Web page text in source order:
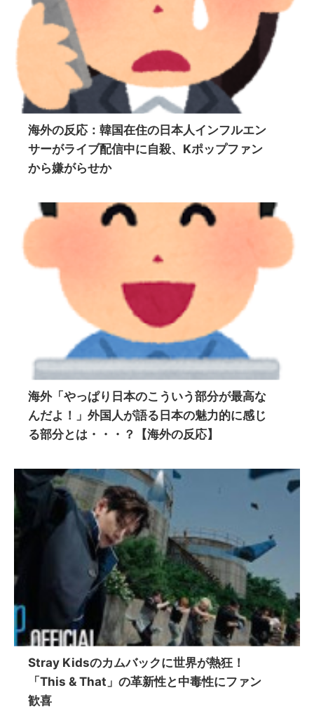
海外の反応：韓国在住の日本人インフルエン
サーがライブ配信中に自殺、Kポップファン
から嫌がらせか
海外「やっぱり日本のこういう部分が最高な
んだよ！」外国人が語る日本の魅力的に感じ
る部分とは・・・？【海外の反応】
Stray Kidsのカムバックに世界が熱狂！
「This & That」の革新性と中毒性にファン
歓喜